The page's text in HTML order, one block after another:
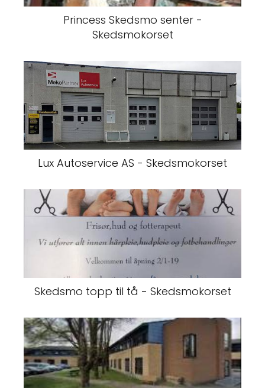
Princess Skedsmo senter -
Skedsmokorset
Lux Autoservice AS - Skedsmokorset
Skedsmo topp til tå - Skedsmokorset